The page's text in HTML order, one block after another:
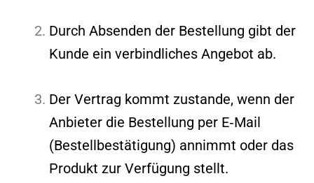
Durch Absenden der Bestellung gibt der
Kunde ein verbindliches Angebot ab.
Der Vertrag kommt zustande, wenn der
Anbieter die Bestellung per E‑Mail
(Bestellbestätigung) annimmt oder das
Produkt zur Verfügung stellt.